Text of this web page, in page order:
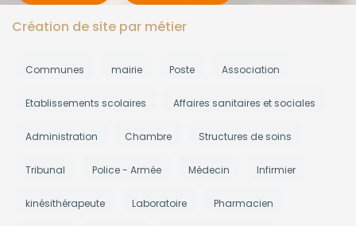
Création de site par métier
Communes mairie Poste Association
Etablissements scolaires Affaires sanitaires et sociales
Administration Chambre Structures de soins
Tribunal Police - Armée Médecin Infirmier
kinésithérapeute Laboratoire Pharmacien